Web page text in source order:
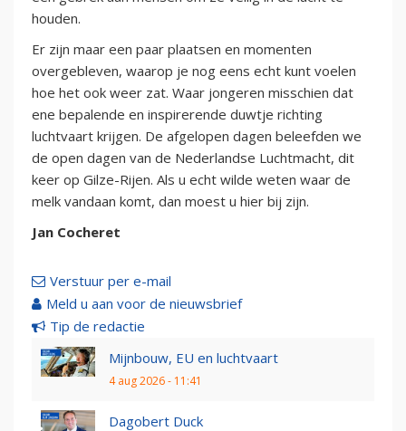
houden.
Er zijn maar een paar plaatsen en momenten
overgebleven, waarop je nog eens echt kunt voelen
hoe het ook weer zat. Waar jongeren misschien dat
ene bepalende en inspirerende duwtje richting
luchtvaart krijgen. De afgelopen dagen beleefden we
de open dagen van de Nederlandse Luchtmacht, dit
keer op Gilze-Rijen. Als u echt wilde weten waar de
melk vandaan komt, dan moest u hier bij zijn.
Jan Cocheret
Verstuur per e-mail
Meld u aan voor de nieuwsbrief
Tip de redactie
Mijnbouw, EU en luchtvaart
4 aug 2026 - 11:41
Dagobert Duck